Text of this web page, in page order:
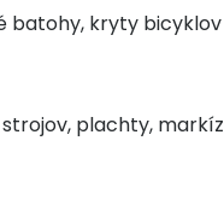
batohy, kryty
plachty,